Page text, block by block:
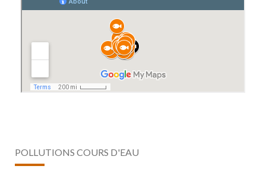
POLLUTIONS COURS D'EAU